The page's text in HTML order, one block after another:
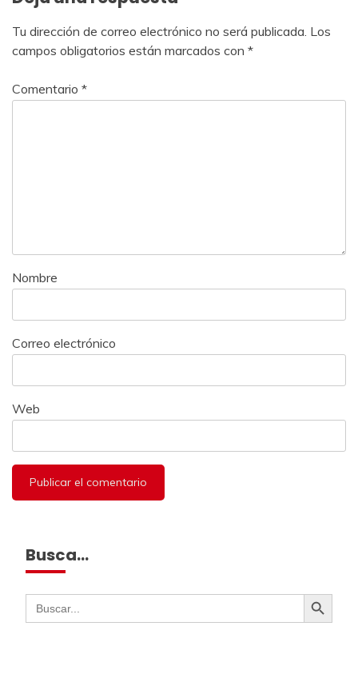
Tu dirección de correo electrónico no será publicada. Los
campos obligatorios están marcados con *
Comentario *
Nombre
Correo electrónico
Web
Busca…
Buscar: Botón de búsqueda